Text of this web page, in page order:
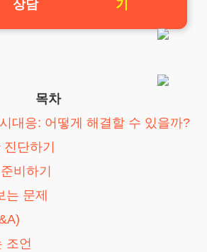
상담
기
목차
대응: 어떻게 해결할 수 있을까?
단하기
비하기
문제
조언